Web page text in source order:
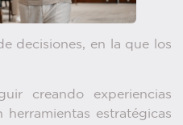
decisiones, en la que los
creando experiencias
estratégicas